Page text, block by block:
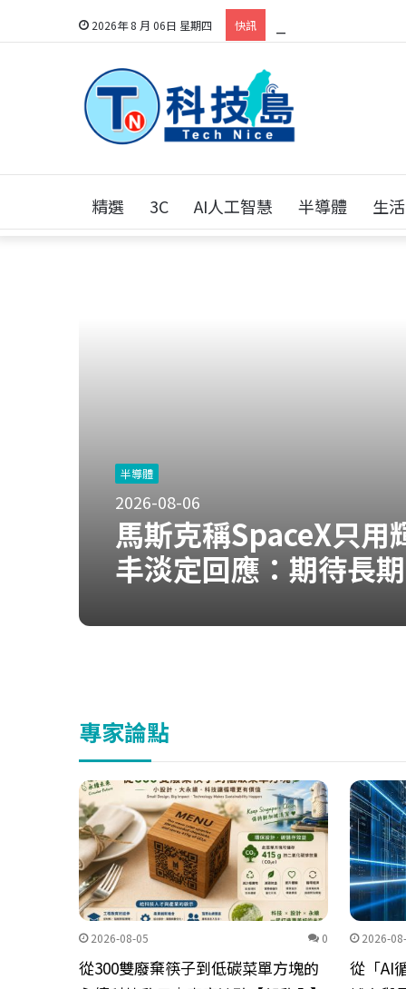
2026年 8 月 06日 星期四 快訊
精選 3C AI人工智慧 半導體 生活
半導體
2026-08-06
馬斯克稱SpaceX只用
丰淡定回應：期待長
專家論點
2026-08-05 0
從300雙廢棄筷子到低碳菜單方塊的
2026-
從「AI